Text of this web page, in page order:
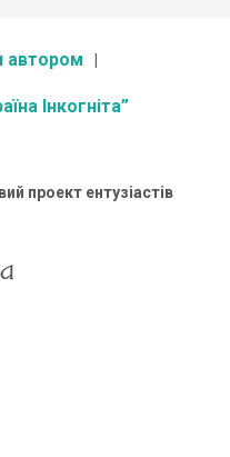
автором
Інкогніта”
проект ентузіастів